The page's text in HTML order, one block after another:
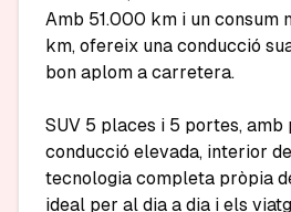
Amb 51.000 km i un consum
km, ofereix una conducció
bon aplom a carretera.
SUV 5 places i 5 portes, amb
conducció elevada, interior
tecnologia completa pròpia
ideal per al dia a dia i els